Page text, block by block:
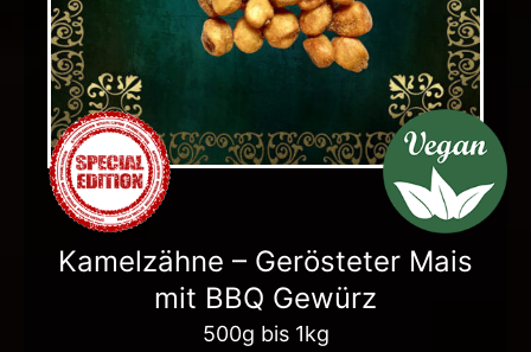
Kamelzähne – Gerösteter Mais
mit BBQ Gewürz
500g bis 1kg